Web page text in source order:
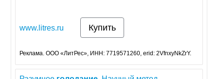
www.litres.ru Купить
Реклама. ООО «ЛитРес», ИНН: 7719571260, erid: 2VfnxyNkZrY.